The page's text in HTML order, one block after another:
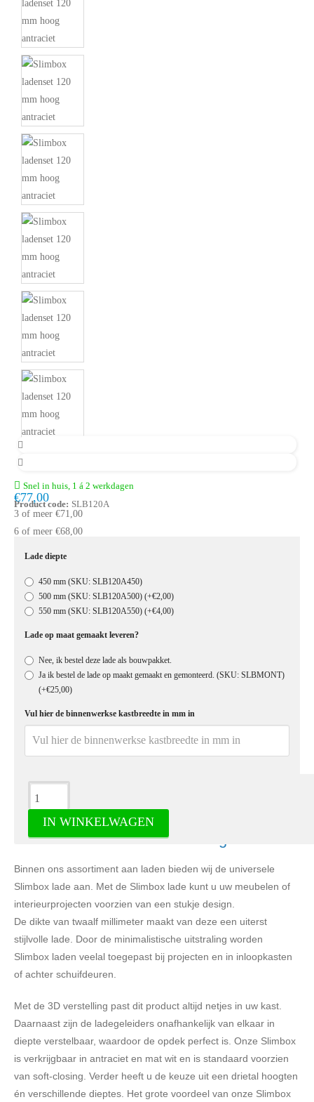
Snel in huis, 1 á 2 werkdagen
Product code: SLB120A
€77,00
3 of meer €71,00
6 of meer €68,00
Lade diepte
450 mm (SKU: SLB120A450)
500 mm (SKU: SLB120A500) (+€2,00)
550 mm (SKU: SLB120A550) (+€4,00)
Lade op maat gemaakt leveren?
Nee, ik bestel deze lade als bouwpakket.
Ja ik bestel de lade op maakt gemaakt en gemonteerd. (SKU: SLBMONT)
(+€25,00)
Vul hier de binnenwerkse kastbreedte in mm in
IN WINKELWAGEN
Omschrijving
Slimbox ladenset 120 mm hoog antraciet
Binnen ons assortiment aan laden bieden wij de universele
Slimbox lade aan. Met de Slimbox lade kunt u uw meubelen of
interieurprojecten voorzien van een stukje design.
De dikte van twaalf millimeter maakt van deze een uiterst
stijlvolle lade. Door de minimalistische uitstraling worden
Slimbox laden veelal toegepast bij projecten en in inloopkasten
of achter schuifdeuren.
Met de 3D verstelling past dit product altijd netjes in uw kast.
Daarnaast zijn de ladegeleiders onafhankelijk van elkaar in
diepte verstelbaar, waardoor de opdek perfect is. Onze Slimbox
is verkrijgbaar in antraciet en mat wit en is standaard voorzien
van soft-closing. Verder heeft u de keuze uit een drietal hoogten
én verschillende dieptes. Het grote voordeel van onze Slimbox